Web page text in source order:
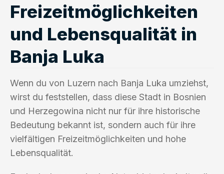
Freizeitmöglichkeiten
und Lebensqualität in
Banja Luka
Wenn du von Luzern nach Banja Luka umziehst,
wirst du feststellen, dass diese Stadt in Bosnien
und Herzegowina nicht nur für ihre historische
Bedeutung bekannt ist, sondern auch für ihre
vielfältigen Freizeitmöglichkeiten und hohe
Lebensqualität.